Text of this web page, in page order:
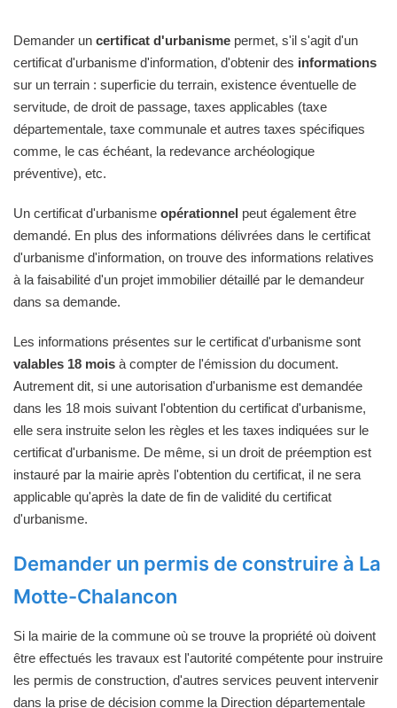
Demander un certificat d'urbanisme permet, s'il s'agit d'un
certificat d'urbanisme d'information, d'obtenir des informations
sur un terrain : superficie du terrain, existence éventuelle de
servitude, de droit de passage, taxes applicables (taxe
départementale, taxe communale et autres taxes spécifiques
comme, le cas échéant, la redevance archéologique
préventive), etc.
Un certificat d'urbanisme opérationnel peut également être
demandé. En plus des informations délivrées dans le certificat
d'urbanisme d'information, on trouve des informations relatives
à la faisabilité d'un projet immobilier détaillé par le demandeur
dans sa demande.
Les informations présentes sur le certificat d'urbanisme sont
valables 18 mois à compter de l'émission du document.
Autrement dit, si une autorisation d'urbanisme est demandée
dans les 18 mois suivant l'obtention du certificat d'urbanisme,
elle sera instruite selon les règles et les taxes indiquées sur le
certificat d'urbanisme. De même, si un droit de préemption est
instauré par la mairie après l'obtention du certificat, il ne sera
applicable qu'après la date de fin de validité du certificat
d'urbanisme.
Demander un permis de construire à La
Motte-Chalancon
Si la mairie de la commune où se trouve la propriété où doivent
être effectués les travaux est l'autorité compétente pour instruire
les permis de construction, d'autres services peuvent intervenir
dans la prise de décision comme la Direction départementale